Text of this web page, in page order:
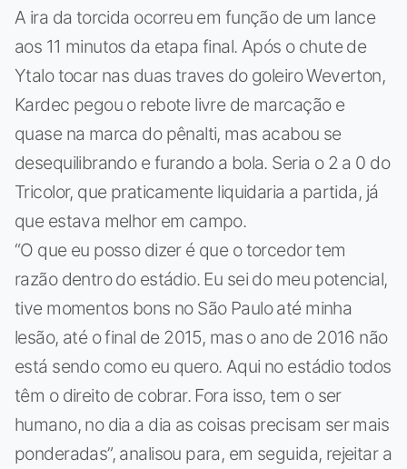
A ira da torcida ocorreu em função de um lance
aos 11 minutos da etapa final. Após o chute de
Ytalo tocar nas duas traves do goleiro Weverton,
Kardec pegou o rebote livre de marcação e
quase na marca do pênalti, mas acabou se
desequilibrando e furando a bola. Seria o 2 a 0 do
Tricolor, que praticamente liquidaria a partida, já
que estava melhor em campo.
“O que eu posso dizer é que o torcedor tem
razão dentro do estádio. Eu sei do meu potencial,
tive momentos bons no São Paulo até minha
lesão, até o final de 2015, mas o ano de 2016 não
está sendo como eu quero. Aqui no estádio todos
têm o direito de cobrar. Fora isso, tem o ser
humano, no dia a dia as coisas precisam ser mais
ponderadas”, analisou para, em seguida, rejeitar a